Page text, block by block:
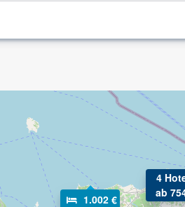
1.002 €
4
ab